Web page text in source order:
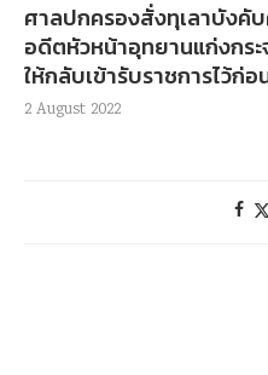
ศาลปกครองสั่งทุเลาบังคั
อดีตหัวหน้าอุทยานแก่งกระ
ให้กลับเข้ารับราชการไว้ก่อ
2 August 2022